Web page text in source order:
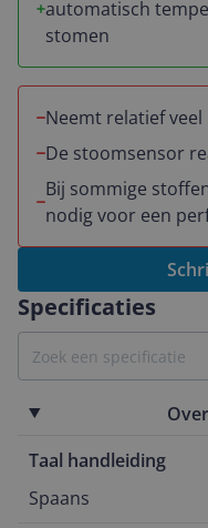
Specificaties
Taal handleiding
Spaans
automatisch
stomen
Neemt relatief
De stoomsensor
Bij sommige
nodig voor een